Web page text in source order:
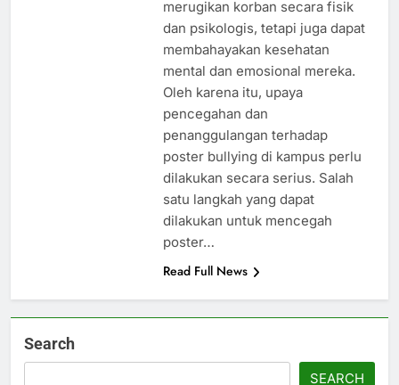
merugikan korban secara fisik
dan psikologis, tetapi juga dapat
membahayakan kesehatan
mental dan emosional mereka.
Oleh karena itu, upaya
pencegahan dan
penanggulangan terhadap
poster bullying di kampus perlu
dilakukan secara serius. Salah
satu langkah yang dapat
dilakukan untuk mencegah
poster…
Read Full News
Search
SEARCH